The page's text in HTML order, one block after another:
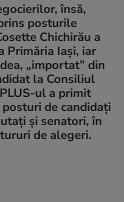
însă,
posturile
Chichirău a
Primăria Iași, iar
„importat” din
la Consiliul
ul a primit
de candidați
și senatori, în
de alegeri.